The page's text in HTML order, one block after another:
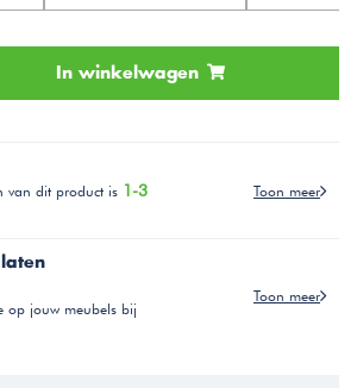
In winkelwagen
van dit product is 1-3
Toon meer
laten
op jouw meubels bij
Toon meer